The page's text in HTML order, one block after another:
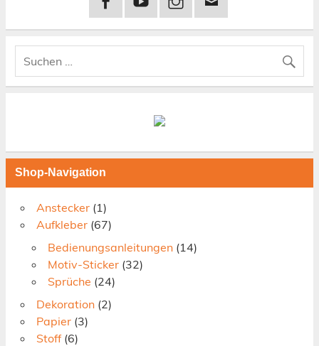
Shop-Navigation
Anstecker (1)
Aufkleber (67)
Bedienungsanleitungen (14)
Motiv-Sticker (32)
Sprüche (24)
Dekoration (2)
Papier (3)
Stoff (6)